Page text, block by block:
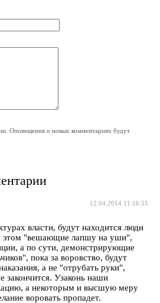
Оповещения о новых комментариях будут
12.04.2014 11:16:55
власти, будут находится люди
этом "вешающие лапшу на уши",
а по сути, демонстрирующие
пока за воровство, будут
а не "отрубать руки",
закончится. Узаконь наши
а некоторым и высшую меру
воровать пропадет.